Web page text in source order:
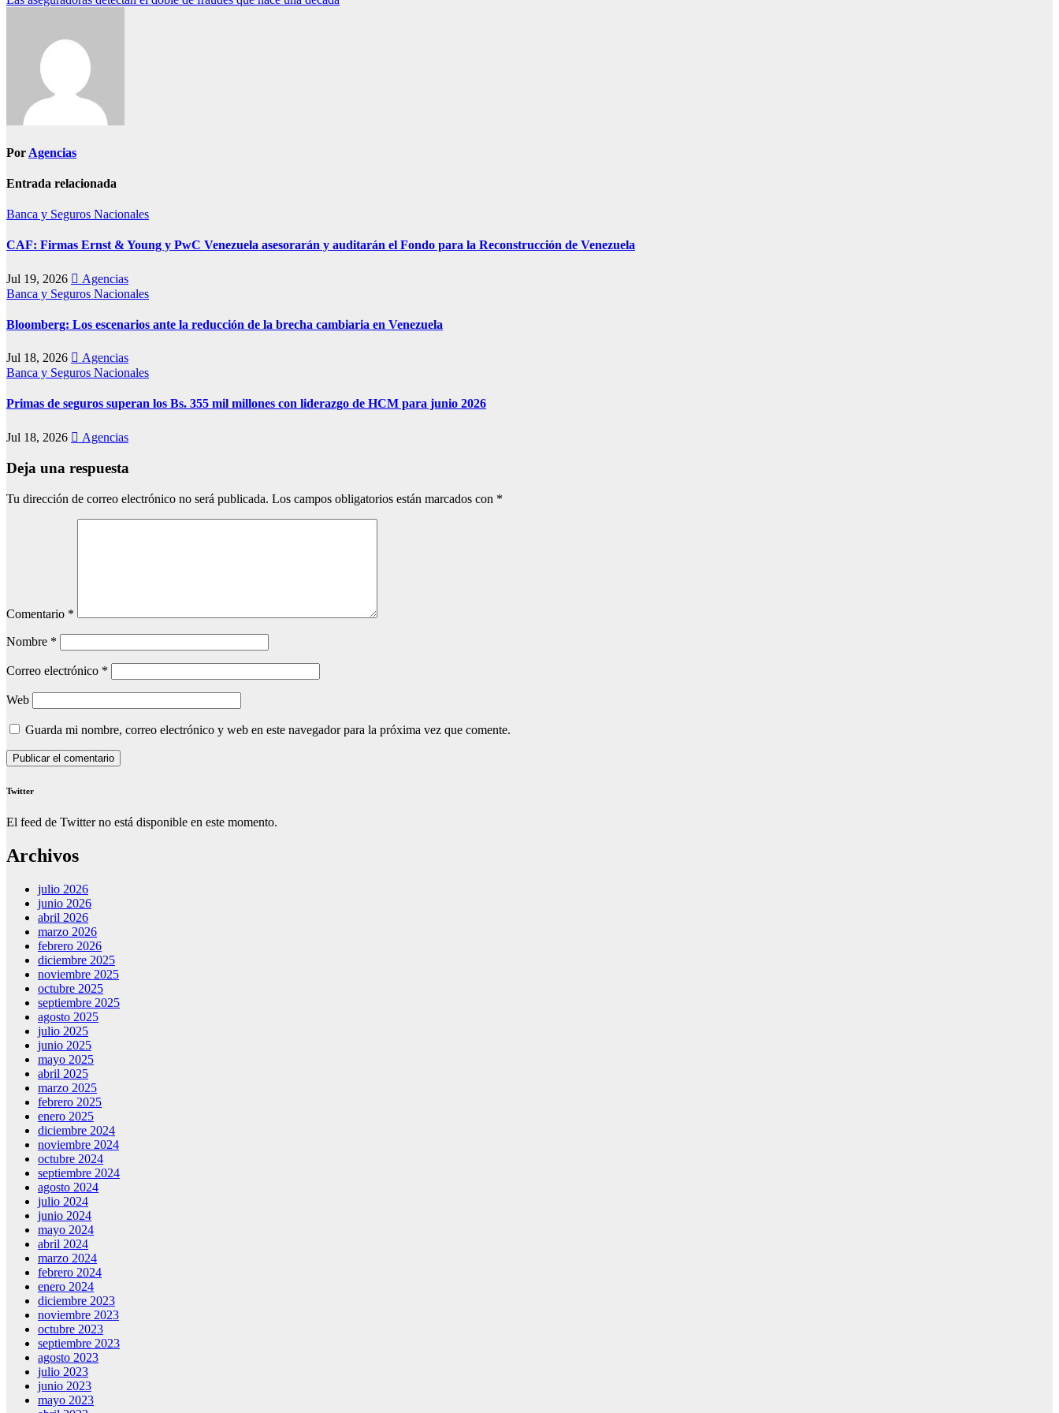
Por Agencias
Entrada relacionada
Banca y Seguros Nacionales
CAF: Firmas Ernst & Young y PwC Venezuela asesorarán y auditarán el Fondo para la Reconstrucción de Venezuela
Jul 19, 2026
Agencias
Banca y Seguros Nacionales
Bloomberg: Los escenarios ante la reducción de la brecha cambiaria en Venezuela
Jul 18, 2026
Agencias
Banca y Seguros Nacionales
Primas de seguros superan los Bs. 355 mil millones con liderazgo de HCM para junio 2026
Jul 18, 2026 Agencias
Deja una respuesta
Tu dirección de correo electrónico no será publicada. Los campos obligatorios están marcados con *
Comentario *
Nombre *
Correo electrónico *
Web
Guarda mi nombre, correo electrónico y web en este navegador para la próxima vez que comente.
Twitter
El feed de Twitter no está disponible en este momento.
Archivos
julio 2026
junio 2026
abril 2026
marzo 2026
febrero 2026
diciembre 2025
noviembre 2025
octubre 2025
septiembre 2025
agosto 2025
julio 2025
junio 2025
mayo 2025
abril 2025
marzo 2025
febrero 2025
enero 2025
diciembre 2024
noviembre 2024
octubre 2024
septiembre 2024
agosto 2024
julio 2024
junio 2024
mayo 2024
abril 2024
marzo 2024
febrero 2024
enero 2024
diciembre 2023
noviembre 2023
octubre 2023
septiembre 2023
agosto 2023
julio 2023
junio 2023
mayo 2023